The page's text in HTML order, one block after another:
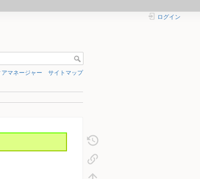
ログイン
アマネージャー サイトマップ